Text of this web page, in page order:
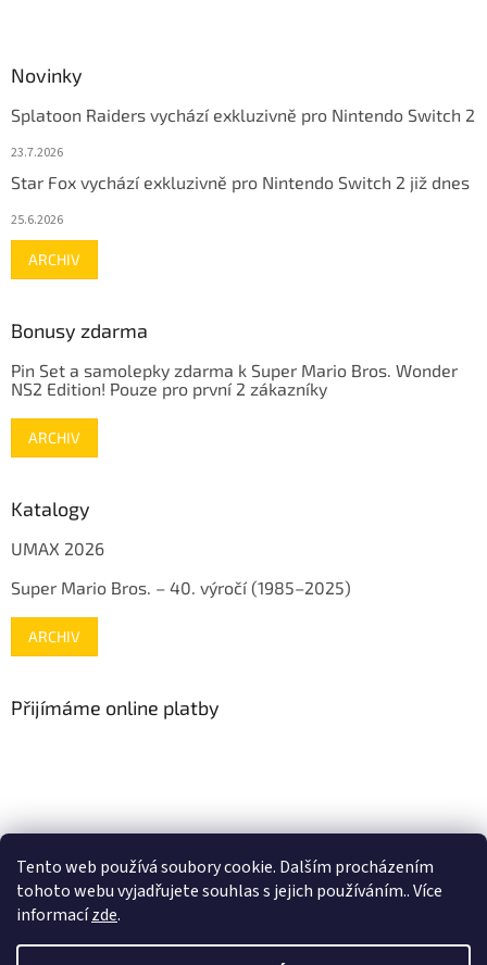
Tento web používá soubory cookie. Dalším procházením
tohoto webu vyjadřujete souhlas s jejich používáním.. Více
informacízde.
Novinky
Splatoon Raiders vychází exkluzivně pro Nintendo Switch 2
23.7.2026
Star Fox vychází exkluzivně pro Nintendo Switch 2 již dnes
25.6.2026
ARCHIV
Bonusy zdarma
Pin Set a samolepky zdarma k Super Mario Bros. Wonder
NS2 Edition! Pouze pro první 2 zákazníky
ARCHIV
Katalogy
UMAX 2026
Super Mario Bros. – 40. výročí (1985–2025)
ARCHIV
Přijímáme online platby
www.fleg.cz